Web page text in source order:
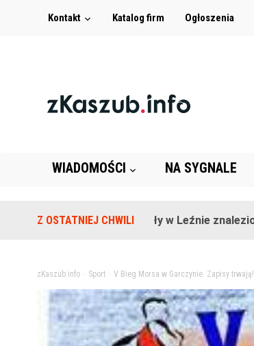
Kontakt Katalog firm Ogłoszenia
WIADOMOŚCI NA SYGNALE
Z OSTATNIEJ CHWILI
Na terenie szkoły w Leźnie znaleziono granat!
zKaszub.info> Sport> V Bieg Morsa w Garczynie. Zapisy trwają!